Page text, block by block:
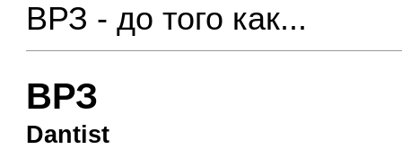
ВРЗ - до того как...
ВРЗ
Dantist